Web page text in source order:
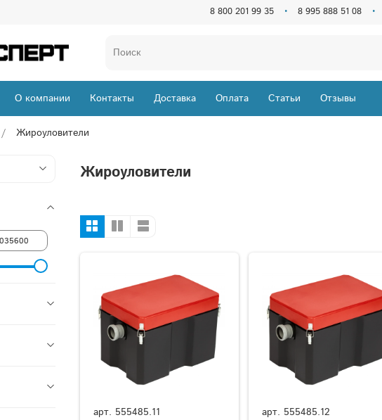
8 800 201 99 35 8 995 888 51 08
О компании Контакты Доставка Оплата Статьи Отзывы
Жироуловители
Жироуловители
арт. 555485.11
арт. 555485.12